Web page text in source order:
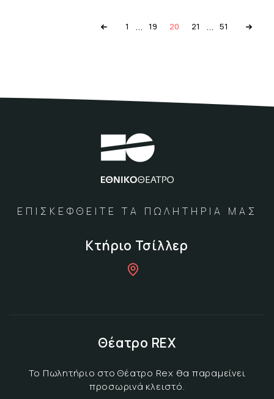
1 ... 19 20 21 ... 51
ΕΠΙΣΚΕΦΘΕΙΤΕ ΤΑ ΠΩΛΗΤΗΡΙΑ ΜΑΣ
Κτήριο Τσίλλερ
Θέατρο REX
Το Πωλητήριο στο Θέατρο Rex θα παραμείνει
προσωρινά κλειστό.